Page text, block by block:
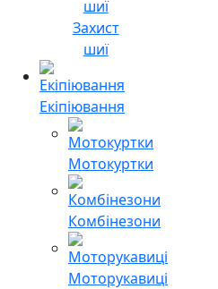
Захист
шиї
Екіпіювання
Мотокуртки
Комбінезони
Моторукавиці